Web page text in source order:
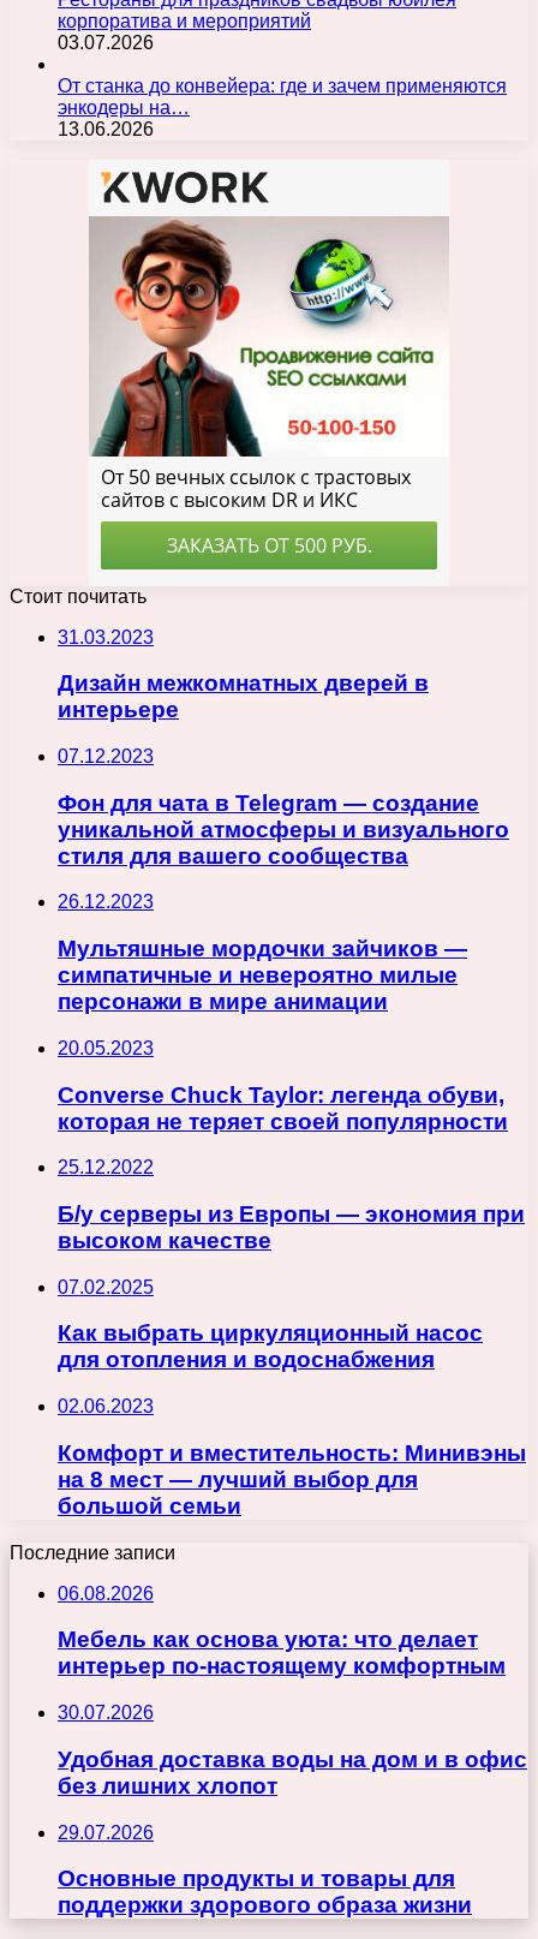
корпоратива и мероприятий
03.07.2026
От станка до конвейера: где и зачем применяются
энкодеры на…
13.06.2026
Стоит почитать
31.03.2023
Дизайн межкомнатных дверей в
интерьере
07.12.2023
Фон для чата в Telegram — создание
уникальной атмосферы и визуального
стиля для вашего сообщества
26.12.2023
Мультяшные мордочки зайчиков —
симпатичные и невероятно милые
персонажи в мире анимации
20.05.2023
Converse Chuck Taylor: легенда обуви,
которая не теряет своей популярности
25.12.2022
Б/у серверы из Европы — экономия при
высоком качестве
07.02.2025
Как выбрать циркуляционный насос
для отопления и водоснабжения
02.06.2023
Комфорт и вместительность: Минивэны
на 8 мест — лучший выбор для
большой семьи
Последние записи
06.08.2026
Мебель как основа уюта: что делает
интерьер по-настоящему комфортным
30.07.2026
Удобная доставка воды на дом и в офис
без лишних хлопот
29.07.2026
Основные продукты и товары для
поддержки здорового образа жизни